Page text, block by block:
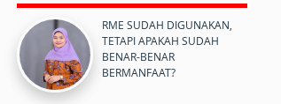
RME SUDAH DIGUNAKAN,
TETAPI APAKAH SUDAH
BENAR-BENAR
BERMANFAAT?